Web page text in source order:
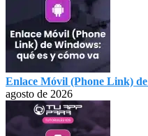
Enlace Móvil (Phone Link)
agosto de 2026